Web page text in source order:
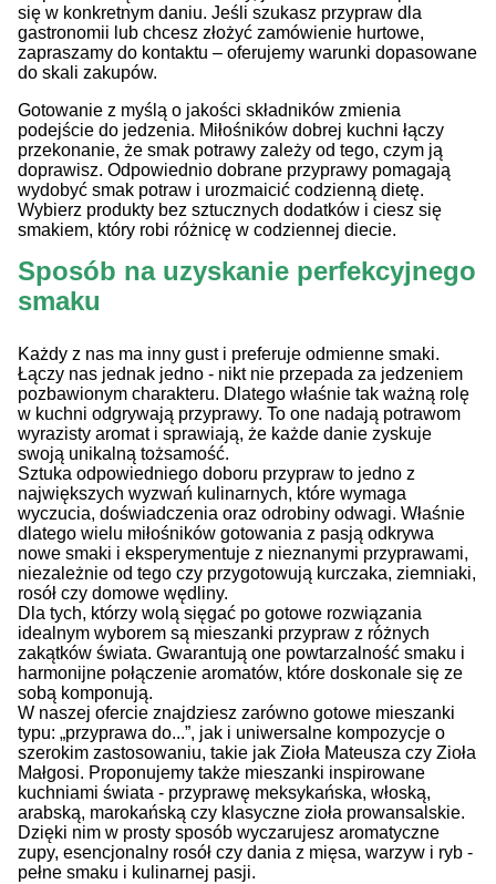
się w konkretnym daniu. Jeśli szukasz przypraw dla
gastronomii lub chcesz złożyć zamówienie hurtowe,
zapraszamy do kontaktu – oferujemy warunki dopasowane
do skali zakupów.
Gotowanie z myślą o jakości składników zmienia
podejście do jedzenia. Miłośników dobrej kuchni łączy
przekonanie, że smak potrawy zależy od tego, czym ją
doprawisz. Odpowiednio dobrane przyprawy pomagają
wydobyć smak potraw i urozmaicić codzienną dietę.
Wybierz produkty bez sztucznych dodatków i ciesz się
smakiem, który robi różnicę w codziennej diecie.
Sposób na uzyskanie perfekcyjnego
smaku
Każdy z nas ma inny gust i preferuje odmienne smaki.
Łączy nas jednak jedno - nikt nie przepada za jedzeniem
pozbawionym charakteru. Dlatego właśnie tak ważną rolę
w kuchni odgrywają przyprawy. To one nadają potrawom
wyrazisty aromat i sprawiają, że każde danie zyskuje
swoją unikalną tożsamość.
Sztuka odpowiedniego doboru przypraw to jedno z
największych wyzwań kulinarnych, które wymaga
wyczucia, doświadczenia oraz odrobiny odwagi. Właśnie
dlatego wielu miłośników gotowania z pasją odkrywa
nowe smaki i eksperymentuje z nieznanymi przyprawami,
niezależnie od tego czy przygotowują kurczaka, ziemniaki,
rosół czy domowe wędliny.
Dla tych, którzy wolą sięgać po gotowe rozwiązania
idealnym wyborem są mieszanki przypraw z różnych
zakątków świata. Gwarantują one powtarzalność smaku i
harmonijne połączenie aromatów, które doskonale się ze
sobą komponują.
W naszej ofercie znajdziesz zarówno gotowe mieszanki
typu: „przyprawa do...”, jak i uniwersalne kompozycje o
szerokim zastosowaniu, takie jak Zioła Mateusza czy Zioła
Małgosi. Proponujemy także mieszanki inspirowane
kuchniami świata - przyprawę meksykańska, włoską,
arabską, marokańską czy klasyczne zioła prowansalskie.
Dzięki nim w prosty sposób wyczarujesz aromatyczne
zupy, esencjonalny rosół czy dania z mięsa, warzyw i ryb -
pełne smaku i kulinarnej pasji.